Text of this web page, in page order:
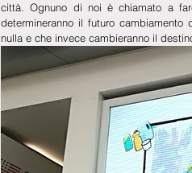
città. Ognuno di noi è chiamato a
determineranno il futuro
nulla e che invece cambieranno il